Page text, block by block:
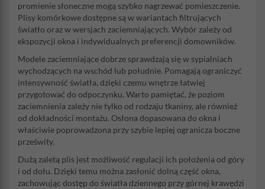
promienie słoneczne mogą szybko nagrzewać pomieszczenie.
Plisy komórkowe dostępne są w wariantach filtrujących
światło oraz w wersjach zaciemniających. Wybór zależy od
ekspozycji okna i indywidualnych preferencji domowników.
Modele zaciemniające dobrze sprawdzają się w sypialniach
wychodzących na wschód lub południe. Pomagają ograniczyć
intensywność światła, dzięki czemu wnętrze łatwiej
przygotować do odpoczynku. Warto pamiętać, że poziom
zaciemnienia zależy nie tylko od rodzaju tkaniny, ale również
od dokładności montażu. Osłona dopasowana do okna i
właściwie poprowadzona przy szybie lepiej ogranicza boczne
prześwity.
Dużą zaletą plis jest możliwość regulacji ich położenia od góry
i od dołu. Dzięki temu można zasłonić dolną część okna,
zachowując dostęp do światła dziennego przy górnej krawędzi